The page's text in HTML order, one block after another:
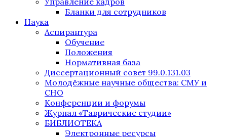
Бланки для сотрудников
Наука
Аспирантура
Обучение
Положения
Нормативная база
Диссертационный совет 99.0.131.03
Молодёжные научные общества: СМУ и
СНО
Конференции и форумы
Журнал «Таврические студии»
БИБЛИОТЕКА
Электронные ресурсы